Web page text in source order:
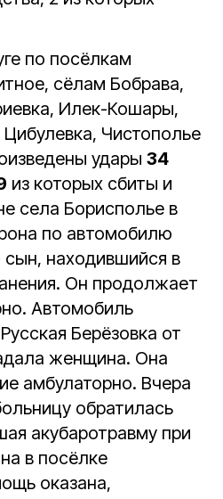
по посёлкам
сёлам Бобрава,
Илек-Кошары,
Цибулевка, Чистополье
удары 34
из которых сбиты и
села Борисполье в
по автомобилю
сын, находившийся в
Он продолжает
Автомобиль
Берёзовка от
женщина. Она
амбулаторно. Вчера
обратилась
акубаротравму при
в посёлке
оказана,